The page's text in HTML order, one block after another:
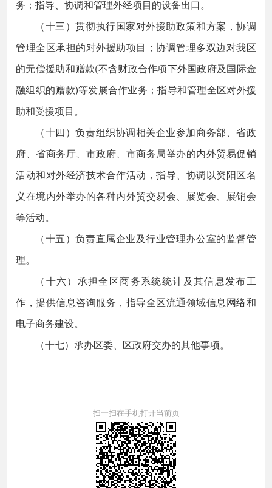
务；指导、协调和管理外经项目的设备出口。
（十三）贯彻执行国家对外援助政策和方案，协调
管理全区承担的对外援助项目；协调管理多双边对我区
的无偿援助和赠款(不含财政合作项下外国政府及国际金
融组织的赠款)等发展合作业务；指导和管理全区对外援
助和受援项目。
（十四）负责组织协调相关企业参加商务部、省政
府、省商务厅、市政府、市商务局举办的内外贸易促销
活动和对外经济技术合作活动，指导、协调以资阳区名
义在境内外举办的各种内外贸交易会、展览会、展销会
等活动。
（十五）负责直属企业及行业管理办公室的监督管
理。
（十六）承担全区商务系统统计及其信息发布工
作，提供信息咨询服务，指导全区流通领域信息网络和
电子商务建设。
（十七）承办区委、区政府交办的其他事项。
扫一扫在手机打开当前页